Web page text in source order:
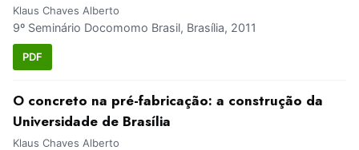
Klaus Chaves Alberto
9º Seminário Docomomo Brasil, Brasília, 2011
PDF
O concreto na pré-fabricação: a construção da
Universidade de Brasília
Klaus Chaves Alberto